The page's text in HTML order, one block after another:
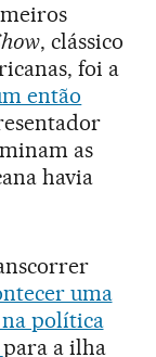
, clássico
foi a
então
as
havia
uma
política
para a ilha